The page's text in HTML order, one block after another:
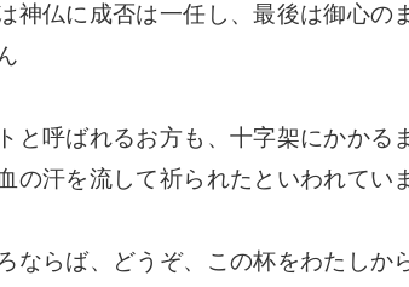
神仏に成否は一任し、最後は御心の
と呼ばれるお方も、十字架にかかる
の汗を流して祈られたといわれてい
ならば、どうぞ、この杯をわたしか